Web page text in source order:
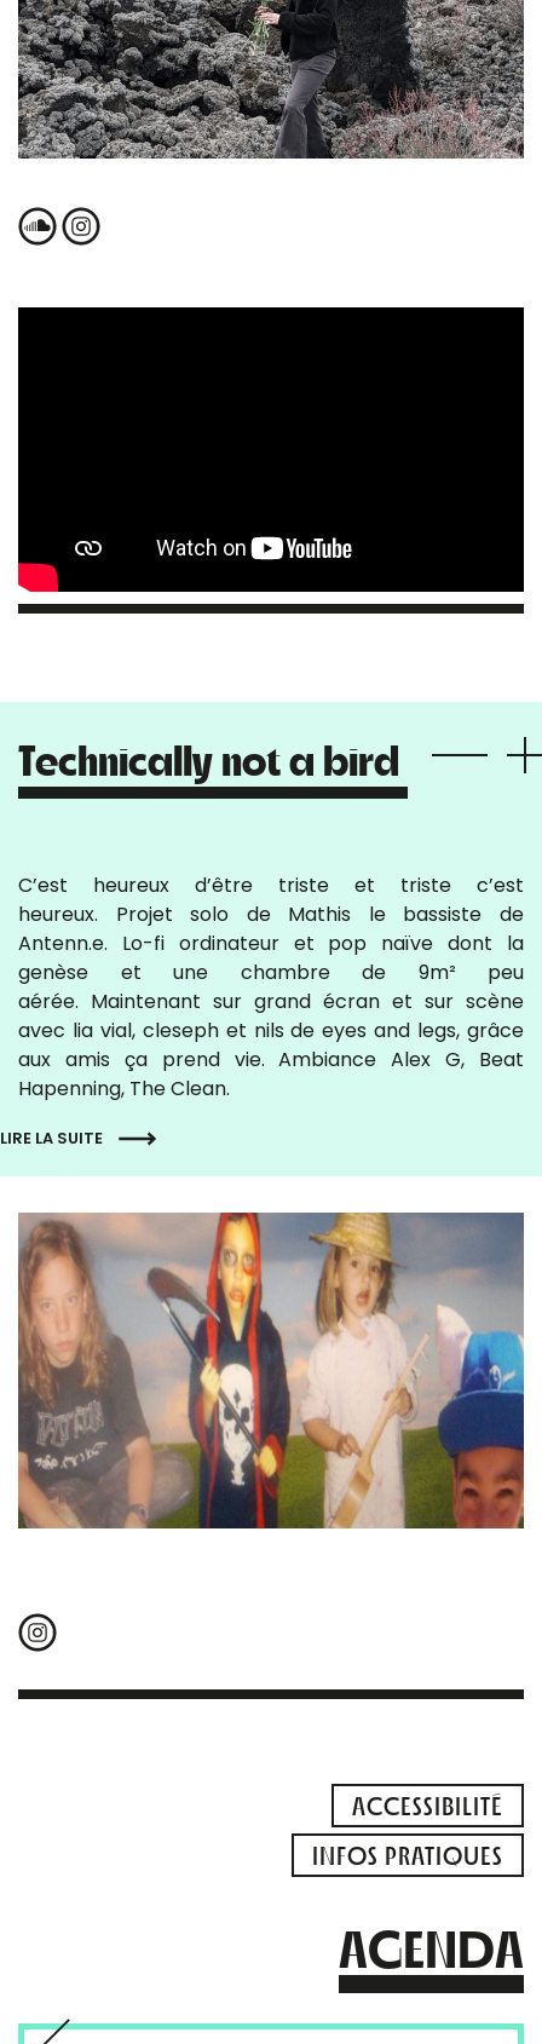
Technically not a bird
C’est heureux d’être triste et triste c’est
heureux. Projet solo de Mathis le bassiste de
Antenn.e. Lo-fi ordinateur et pop naïve dont la
genèse et une chambre de 9m² peu
aérée. Maintenant sur grand écran et sur scène
avec lia vial, cleseph et nils de eyes and legs, grâce
aux amis ça prend vie. Ambiance Alex G, Beat
Hapenning, The Clean.
LIRE LA SUITE
ACCESSIBILITÉ
INFOS PRATIQUES
AGENDA